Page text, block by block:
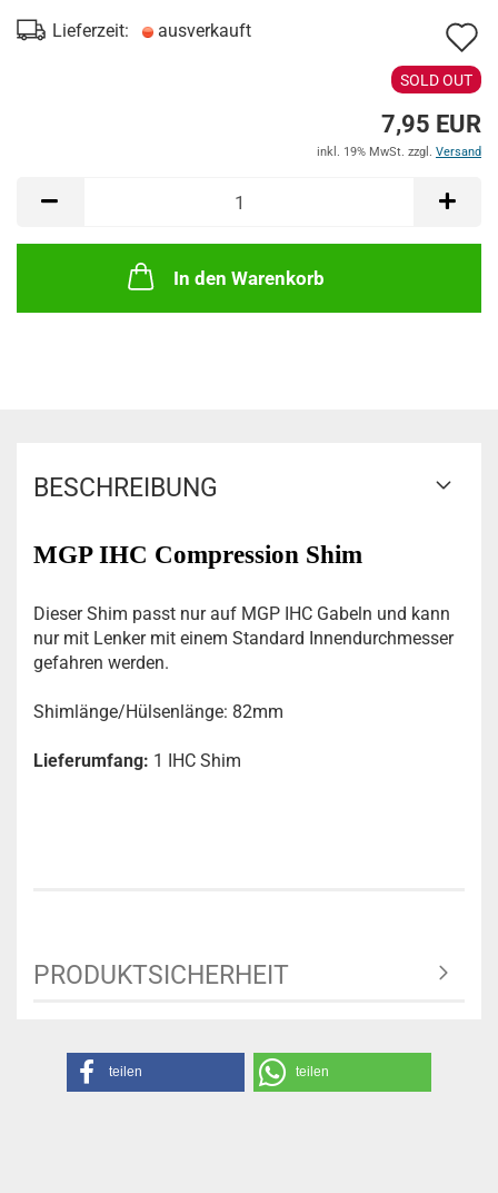
Lieferzeit: ausverkauft
SOLD OUT
7,95 EUR
inkl. 19% MwSt. zzgl. Versand
In den Warenkorb
BESCHREIBUNG
MGP IHC Compression Shim
Dieser Shim passt nur auf MGP IHC Gabeln und kann
nur mit Lenker mit einem Standard Innendurchmesser
gefahren werden.
Shimlänge/Hülsenlänge: 82mm
Lieferumfang: 1 IHC Shim
PRODUKTSICHERHEIT
teilen teilen